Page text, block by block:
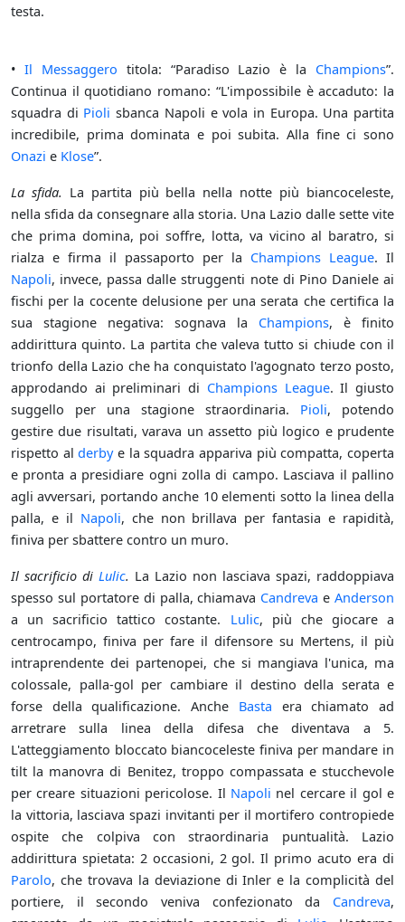
testa.
• Il Messaggero titola: “Paradiso Lazio è la Champions”.
Continua il quotidiano romano: “L'impossibile è accaduto: la
squadra di Pioli sbanca Napoli e vola in Europa. Una partita
incredibile, prima dominata e poi subita. Alla fine ci sono
Onazi e Klose”.
La sfida. La partita più bella nella notte più biancoceleste,
nella sfida da consegnare alla storia. Una Lazio dalle sette vite
che prima domina, poi soffre, lotta, va vicino al baratro, si
rialza e firma il passaporto per la Champions League. Il
Napoli, invece, passa dalle struggenti note di Pino Daniele ai
fischi per la cocente delusione per una serata che certifica la
sua stagione negativa: sognava la Champions, è finito
addirittura quinto. La partita che valeva tutto si chiude con il
trionfo della Lazio che ha conquistato l'agognato terzo posto,
approdando ai preliminari di Champions League. Il giusto
suggello per una stagione straordinaria. Pioli, potendo
gestire due risultati, varava un assetto più logico e prudente
rispetto alderbye la squadra appariva più compatta, coperta
e pronta a presidiare ogni zolla di campo. Lasciava il pallino
agli avversari, portando anche 10 elementi sotto la linea della
palla, e il Napoli, che non brillava per fantasia e rapidità,
finiva per sbattere contro un muro.
Il sacrificio di Lulic. La Lazio non lasciava spazi, raddoppiava
spesso sul portatore di palla, chiamava Candreva e Anderson
a un sacrificio tattico costante. Lulic, più che giocare a
centrocampo, finiva per fare il difensore su Mertens, il più
intraprendente dei partenopei, che si mangiava l'unica, ma
colossale, palla-gol per cambiare il destino della serata e
forse della qualificazione. Anche Basta era chiamato ad
arretrare sulla linea della difesa che diventava a 5.
L'atteggiamento bloccato biancoceleste finiva per mandare in
tilt la manovra di Benitez, troppo compassata e stucchevole
per creare situazioni pericolose. Il Napoli nel cercare il gol e
la vittoria, lasciava spazi invitanti per il mortifero contropiede
ospite che colpiva con straordinaria puntualità. Lazio
addirittura spietata: 2 occasioni, 2 gol. Il primo acuto era di
Parolo, che trovava la deviazione di Inler e la complicità del
portiere, il secondo veniva confezionato da Candreva,